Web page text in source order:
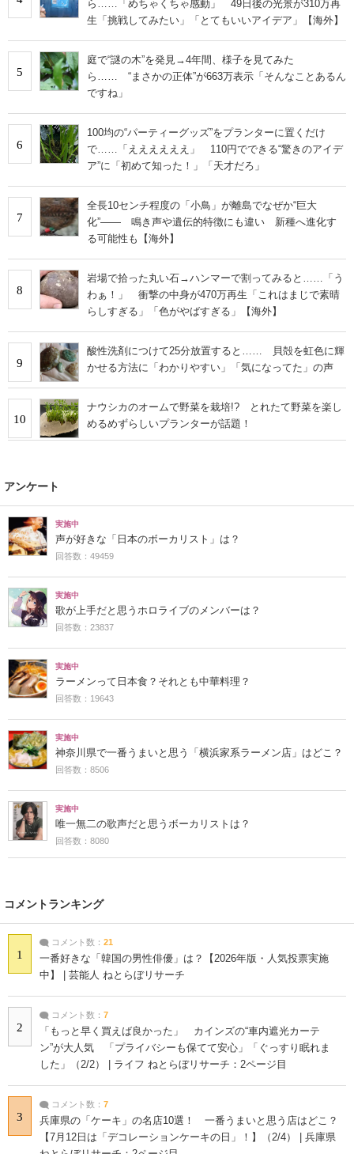
ら……「めちゃくちゃ感動」 49日後の光景が310万再
生「挑戦してみたい」「とてもいいアイデア」【海外】
5
庭で“謎の木”を発見→4年間、様子を見てみた
ら…… “まさかの正体”が663万表示「そんなことあるん
ですね」
6
100均の“パーティーグッズ”をプランターに置くだけ
で……「ええええええ」 110円でできる“驚きのアイデ
ア”に「初めて知った！」「天才だろ」
7
全長10センチ程度の「小鳥」が離島でなぜか“巨大
化”―― 鳴き声や遺伝的特徴にも違い 新種へ進化す
る可能性も【海外】
8
岩場で拾った丸い石→ハンマーで割ってみると……「う
わぁ！」 衝撃の中身が470万再生「これはまじで素晴
らしすぎる」「色がやばすぎる」【海外】
9
酸性洗剤につけて25分放置すると…… 貝殻を虹色に輝
かせる方法に「わかりやすい」「気になってた」の声
10
ナウシカのオームで野菜を栽培!? とれたて野菜を楽し
めるめずらしいプランターが話題！
アンケート
実施中
声が好きな「日本のボーカリスト」は？
回答数：49459
実施中
歌が上手だと思うホロライブのメンバーは？
回答数：23837
実施中
ラーメンって日本食？それとも中華料理？
回答数：19643
実施中
神奈川県で一番うまいと思う「横浜家系ラーメン店」はどこ？
回答数：8506
実施中
唯一無二の歌声だと思うボーカリストは？
回答数：8080
コメントランキング
1
コメント数： 21
一番好きな「韓国の男性俳優」は？【2026年版・人気投票実施
中】 | 芸能人 ねとらぼリサーチ
2
コメント数： 7
「もっと早く買えば良かった」 カインズの“車内遮光カーテ
ン”が大人気 「プライバシーも保てて安心」「ぐっすり眠れま
した」（2/2） | ライフ ねとらぼリサーチ：2ページ目
3
コメント数： 7
兵庫県の「ケーキ」の名店10選！ 一番うまいと思う店はどこ？
【7月12日は「デコレーションケーキの日」！】（2/4） | 兵庫県